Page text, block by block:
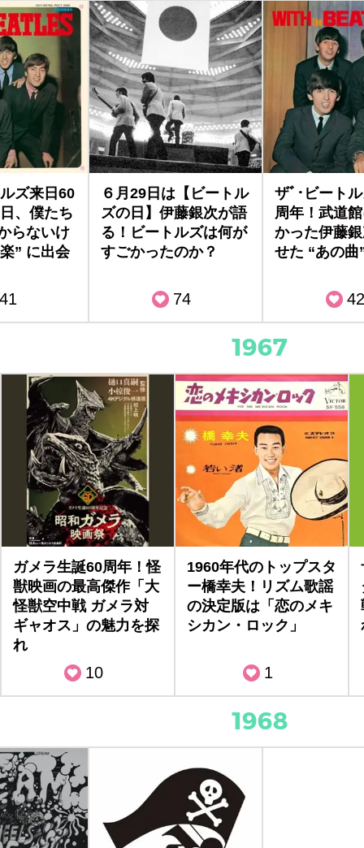
ズ来日60
、僕たち
らないけ
” に出会
41
６月29日は【ビートル
ズの日】伊藤銀次が語
る！ビートルズは何が
すごかったのか？
74
ザﾞ･ビート
周年！武道
かった伊藤
せた “あの曲
42
1967
ガメラ生誕60周年！怪
獣映画の最高傑作「大
怪獣空中戦 ガメラ対
ギャオス」の魅力を探
れ
10
1960年代のトップスタ
ー橋幸夫！リズム歌謡
の決定版は「恋のメキ
シカン・ロック」
1
1968